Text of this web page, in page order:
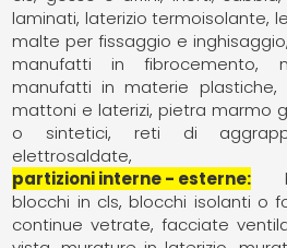
laminati laterizio termoisolante
malte per fissaggio e inghisaggio
manufatti in fibrocemento
manufatti in materie plastiche
mattoni e laterizi pietra marmo
o sintetici
reti di
elettrosaldate
partizioni interne - esterne
blocchi in cls blocchi isolanti o
continue vetrate facciate